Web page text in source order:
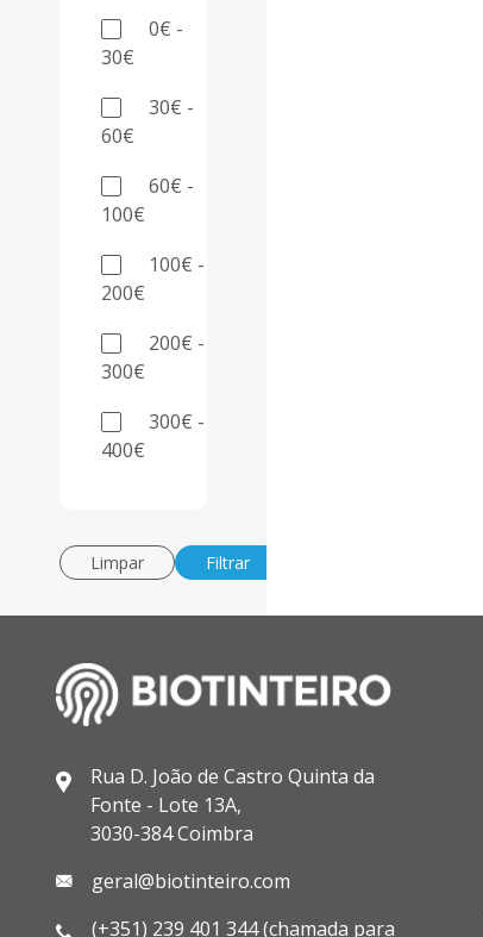
0€ -
30€
30€ -
60€
60€ -
100€
100€ -
200€
200€ -
300€
300€ -
400€
Limpar Filtrar
Rua D. João de Castro Quinta da
Fonte - Lote 13A,
3030-384 Coimbra
geral@biotinteiro.com
(+351) 239 401 344 (chamada para